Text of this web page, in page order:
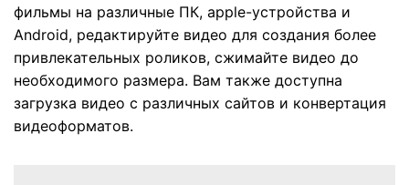
фильмы на различные ПК, apple-устройства и
Android, редактируйте видео для создания более
привлекательных роликов, сжимайте видео до
необходимого размера. Вам также доступна
загрузка видео с различных сайтов и конвертация
видеоформатов.